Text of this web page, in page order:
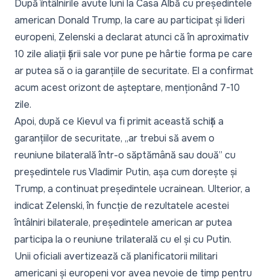
După întâlnirile avute luni la Casa Albă cu președintele
american Donald Trump, la care au participat și lideri
europeni, Zelenski a declarat atunci că în aproximativ
10 zile aliații țării sale vor pune pe hârtie forma pe care
ar putea să o ia garanțiile de securitate. El a confirmat
acum acest orizont de așteptare, menționând 7-10
zile.
Apoi, după ce Kievul va fi primit această schiță a
garanțiilor de securitate, „ar trebui să avem o
reuniune bilaterală într-o săptămână sau două” cu
președintele rus Vladimir Putin, așa cum dorește și
Trump, a continuat președintele ucrainean. Ulterior, a
indicat Zelenski, în funcție de rezultatele acestei
întâlniri bilaterale, președintele american ar putea
participa la o reuniune trilaterală cu el și cu Putin.
Unii oficiali avertizează că planificatorii militari
americani și europeni vor avea nevoie de timp pentru